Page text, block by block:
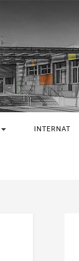
INTERNAT